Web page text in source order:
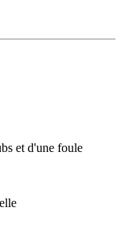
et d'une foule